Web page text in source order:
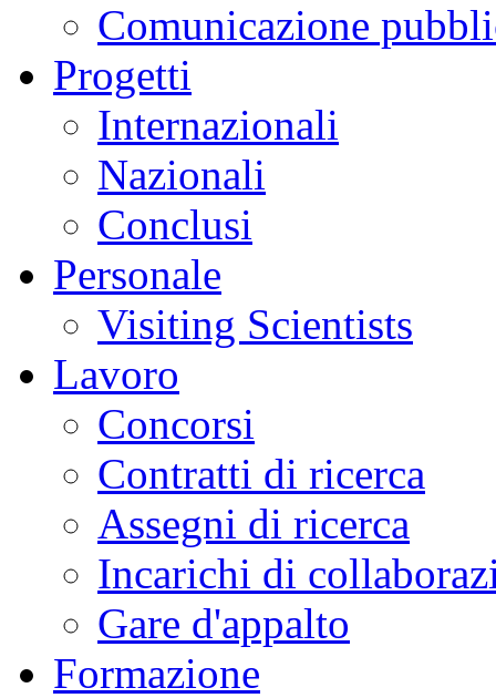
Comunicazione
Progetti
Internazionali
Nazionali
Conclusi
Personale
Visiting Scientists
Lavoro
Concorsi
Contratti di ricerca
Assegni di ricerca
Incarichi di
Gare d'appalto
Formazione